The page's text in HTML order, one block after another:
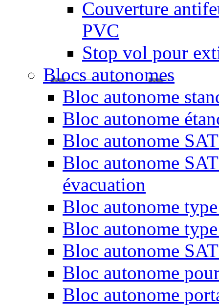
Couverture
PVC
Stop vol pour
Blocs autonomes
Bloc autonome
Bloc autonome
Bloc autonome
Bloc autonome
évacuation
Bloc autonome
Bloc autonome
Bloc autonome
Bloc autonome
Bloc autonome